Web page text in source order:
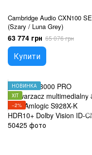
Cambridge Audio CXN100 SE
(Szary / Luna Grey)
63 774 грн 65 076 грн
Купити
НОВИНКА
ХІТ
−2%